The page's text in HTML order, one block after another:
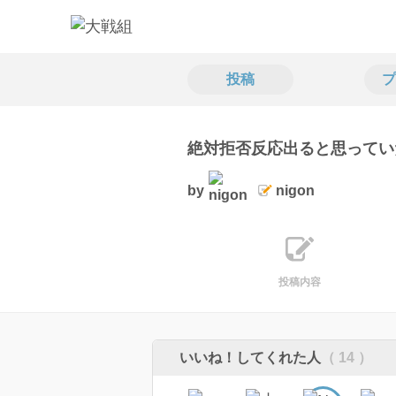
投稿
絶対拒否反応出ると思って
by nigon
投稿内容
いいね！してくれた人 （ 14 ）